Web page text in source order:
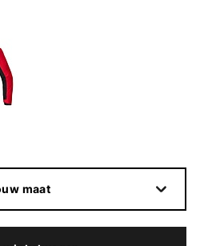
maat